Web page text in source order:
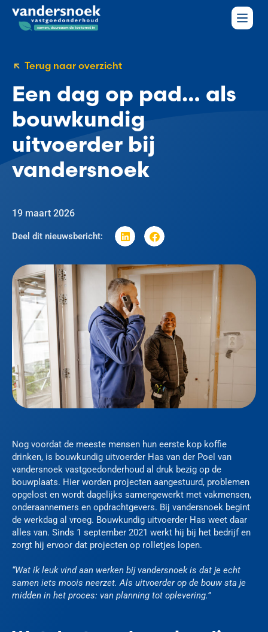
Terug naar overzicht
Een dag op pad… als
bouwkundig
uitvoerder bij
vandersnoek
19 maart 2026
Deel dit nieuwsbericht:
Nog voordat de meeste mensen hun eerste kop koffie
drinken, is bouwkundig uitvoerder Has van der Poel van
vandersnoek vastgoedonderhoud al druk bezig op de
bouwplaats. Hier worden projecten aangestuurd, problemen
opgelost en wordt dagelijks samengewerkt met vakmensen,
onderaannemers en opdrachtgevers. Bij vandersnoek begint
de werkdag al vroeg. Bouwkundig uitvoerder Has weet daar
alles van. Sinds 1 september 2021 werkt hij bij het bedrijf en
zorgt hij ervoor dat projecten op rolletjes lopen.
“Wat ik leuk vind aan werken bij vandersnoek is dat je echt
samen iets moois neerzet. Als uitvoerder op de bouw sta je
midden in het proces: van planning tot oplevering.”